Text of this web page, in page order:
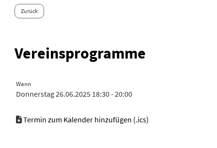
Zurück
Vereinsprogramme
Wann
Donnerstag 26.06.2025 18:30 - 20:00
Termin zum Kalender hinzufügen (.ics)